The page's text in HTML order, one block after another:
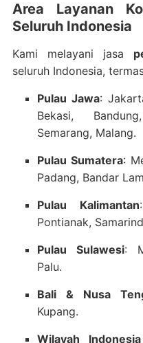
Area Layanan
Seluruh Indonesia
Kami melayani jasa
seluruh Indonesia,
Pulau Jawa:
Bekasi,
Semarang, Malang.
Pulau Sumatera:
Padang, Bandar
Pulau Kalimantan
Pontianak,
Pulau Sulawesi:
Palu.
Bali & Nusa
Kupang.
Wilayah